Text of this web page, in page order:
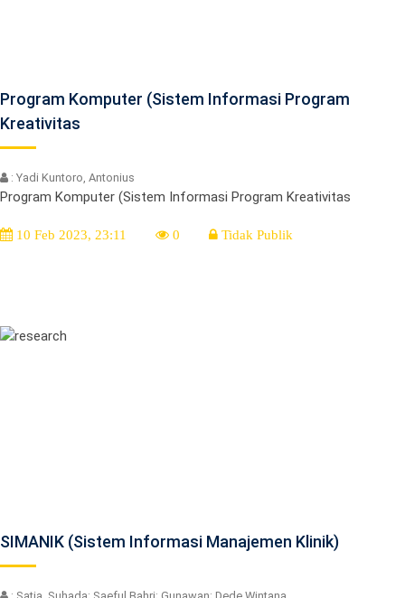
Program Komputer (Sistem Informasi Program
Kreativitas
: Yadi Kuntoro, Antonius
Program Komputer (Sistem Informasi Program Kreativitas
10 Feb 2023, 23:11 0 Tidak Publik
SIMANIK (Sistem Informasi Manajemen Klinik)